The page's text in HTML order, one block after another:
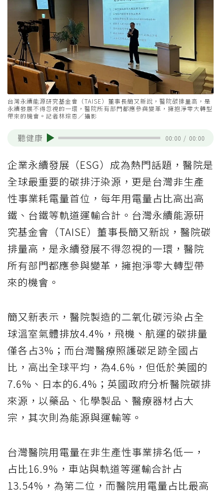
台灣永續能源研究基金會（TAISE）董事長簡又新說，醫院碳排量高，是
永續發展不得忽視的一環，醫院所有部門都應參與變革，擁抱淨零大轉型
帶來的機會。記者林琮恩／攝影
聽健康 00:00 / 00:00
企業永續發展（ESG）成為熱門話題，醫院是
全球最重要的碳排汙染源，更是台灣非生產
性事業耗電量首位，每年用電量占比高出高
鐵、台鐵等軌道運輸合計。台灣永續能源研
究基金會（TAISE）董事長簡又新說，醫院碳
排量高，是永續發展不得忽視的一環，醫院
所有部門都應參與變革，擁抱淨零大轉型帶
來的機會。
簡又新表示，醫院製造的二氧化碳污染占全
球溫室氣體排放4.4%，飛機、航運的碳排量
僅各占3%；而台灣醫療照護碳足跡全國占
比，高出全球平均，為4.6%，但低於美國的
7.6%、日本的6.4%；英國政府分析醫院碳排
來源，以藥品、化學製品、醫療器材占大
宗，其次則為能源與運輸等。
台灣醫院用電量在非生產性事業排名低一，
占比16.9%，車站與軌道等運輸合計占
13.54%，為第二位，而醫院用電量占比最高